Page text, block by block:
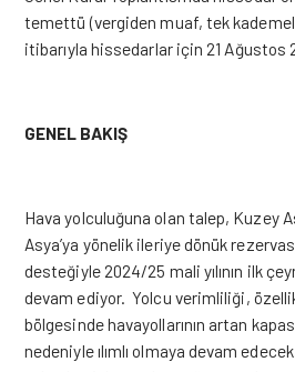
temettü (vergiden muaf, tek
itibarıyla hissedarlar için 21 Ağustos
GENEL BAKIŞ
Hava yolculuğuna olan talep, Kuzey
Asya’ya yönelik ileriye dönük
desteğiyle 2024/25 mali yılının ilk
devam ediyor. Yolcu verimliliği,
bölgesinde havayollarının artan
nedeniyle ılımlı olmaya devam